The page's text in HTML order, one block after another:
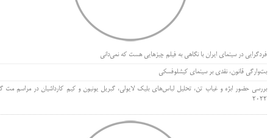
فردگرایی در سینمای ایران با نگاهی به فیلم چیزهایی هست که نمی‌دانی
بت‌وارگی قانون، نقدی بر سینمای کیشلوفسکی
بررسی حضور ابژه و غیاب تن، تحلیل لباس‌های بلیک لایولی، گبریل یونیون و کیم کارداشیان در مراسم مت
۲۰۲۲